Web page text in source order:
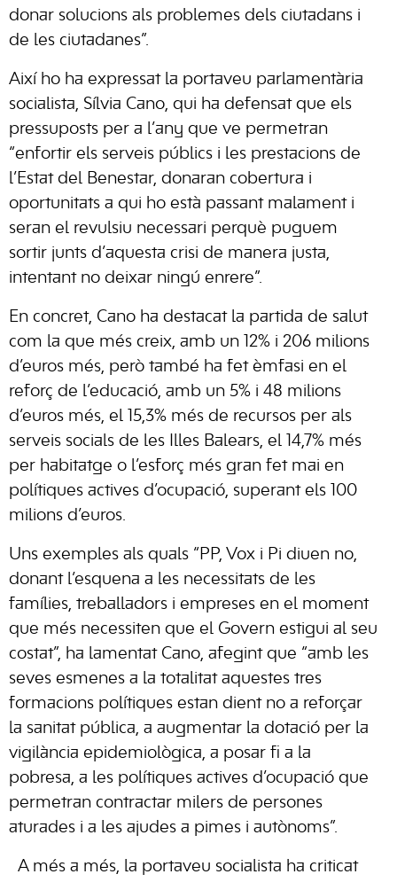
donar solucions als problemes dels ciutadans i
de les ciutadanes”.
Així ho ha expressat la portaveu parlamentària
socialista, Sílvia Cano, qui ha defensat que els
pressuposts per a l’any que ve permetran
“enfortir els serveis públics i les prestacions de
l’Estat del Benestar, donaran cobertura i
oportunitats a qui ho està passant malament i
seran el revulsiu necessari perquè puguem
sortir junts d’aquesta crisi de manera justa,
intentant no deixar ningú enrere”.
En concret, Cano ha destacat la partida de salut
com la que més creix, amb un 12% i 206 milions
d’euros més, però també ha fet èmfasi en el
reforç de l’educació, amb un 5% i 48 milions
d’euros més, el 15,3% més de recursos per als
serveis socials de les Illes Balears, el 14,7% més
per habitatge o l’esforç més gran fet mai en
polítiques actives d’ocupació, superant els 100
milions d’euros.
Uns exemples als quals “PP, Vox i Pi diuen no,
donant l’esquena a les necessitats de les
famílies, treballadors i empreses en el moment
que més necessiten que el Govern estigui al seu
costat”, ha lamentat Cano, afegint que “amb les
seves esmenes a la totalitat aquestes tres
formacions polítiques estan dient no a reforçar
la sanitat pública, a augmentar la dotació per la
vigilància epidemiològica, a posar fi a la
pobresa, a les polítiques actives d’ocupació que
permetran contractar milers de persones
aturades i a les ajudes a pimes i autònoms”.
A més a més, la portaveu socialista ha criticat